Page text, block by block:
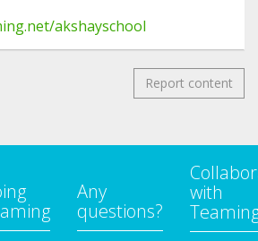
akshayschool
Report content
Any
questions?
with